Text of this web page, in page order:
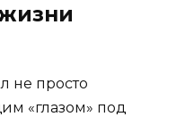
не просто
«глазом» под